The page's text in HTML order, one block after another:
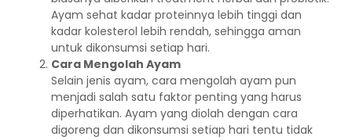
Ayam sehat kadar proteinnya lebih tinggi dan
kadar kolesterol lebih rendah, sehingga aman
untuk dikonsumsi setiap hari.
Cara Mengolah Ayam
Selain jenis ayam, cara mengolah ayam pun
menjadi salah satu faktor penting yang harus
diperhatikan. Ayam yang diolah dengan cara
digoreng dan dikonsumsi setiap hari tentu tidak